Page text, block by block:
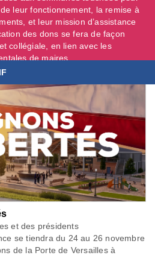
leur fonctionnement, la remise à
et leur mission d’assistance
des dons se fera de façon
collégiale, en lien avec les
de maires. ...
et des présidents
se tiendra du 24 au 26 novembre
de la Porte de Versailles à